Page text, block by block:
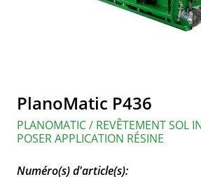
PlanoMatic P436
PLANOMATIC / REVÊTEMENT SOL
POSER APPLICATION RÉSINE
Numéro(s) d'article(s):